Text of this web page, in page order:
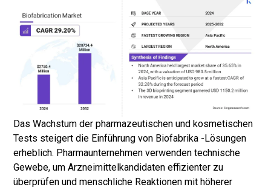
Das Wachstum der pharmazeutischen und kosmetischen
Tests steigert die Einführung von Biofabrika -Lösungen
erheblich. Pharmaunternehmen verwenden technische
Gewebe, um Arzneimittelkandidaten effizienter zu
überprüfen und menschliche Reaktionen mit höherer